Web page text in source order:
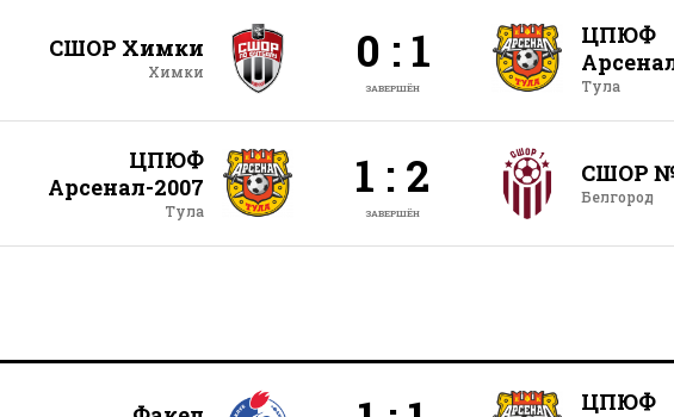
СШОР Химки
Химки 0 : 1
ЗАВЕРШЁН
ЦПЮФ
Тула
ЦПЮФ
Арсенал-2007
Тула
1 : 2
ЗАВЕРШЁН
СШОР
Белгород
ЦПЮФ